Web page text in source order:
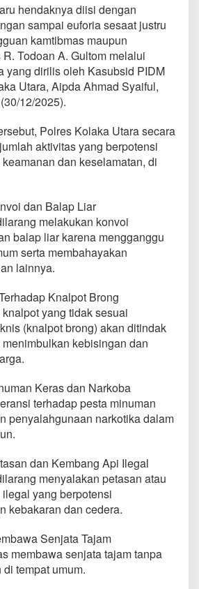
hendaknya diisi dengan
sampai euforia sesaat justru
kamtibmas maupun
R. Todoan A. Gultom melalui
yang dirilis oleh Kasubsid PIDM
Utara, Aipda Ahmad Syaiful,
12/2025).
Polres Kolaka Utara secara
aktivitas yang berpotensi
dan keselamatan, di
dan Balap Liar
melakukan konvoi
balap liar karena mengganggu
serta membahayakan
lainnya.
Knalpot Brong
yang tidak sesuai
(knalpot brong) akan ditindak
kebisingan dan
Keras dan Narkoba
terhadap pesta minuman
penyalahgunaan narkotika dalam
dan Kembang Api Ilegal
menyalakan petasan atau
yang berpotensi
kebakaran dan cedera.
Senjata Tajam
membawa senjata tajam tanpa
tempat umum.